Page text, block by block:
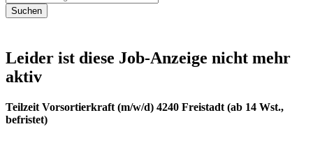
Leider ist diese Job-Anzeige nicht mehr
aktiv
Teilzeit Vorsortierkraft (m/w/d) 4240 Freistadt (ab 14 Wst.,
befristet)